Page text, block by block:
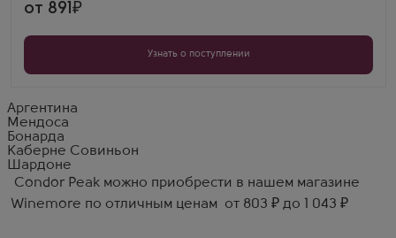
от 891
Узнать о поступлении
Аргентина
Мендоса
Бонарда
Каберне Совиньон
Шардоне
Condor Peak можно приобрести в нашем магазине
Winemore по отличным ценам от 803 ₽ до 1 043 ₽